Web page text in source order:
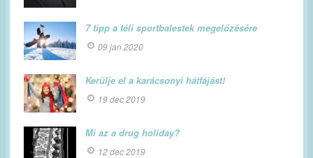
7 tipp a téli sportbalestek megelőzésére
09 jan 2020
Kerülje el a karácsonyi hátfájást!
19 dec 2019
Mi az a drug holiday?
12 dec 2019